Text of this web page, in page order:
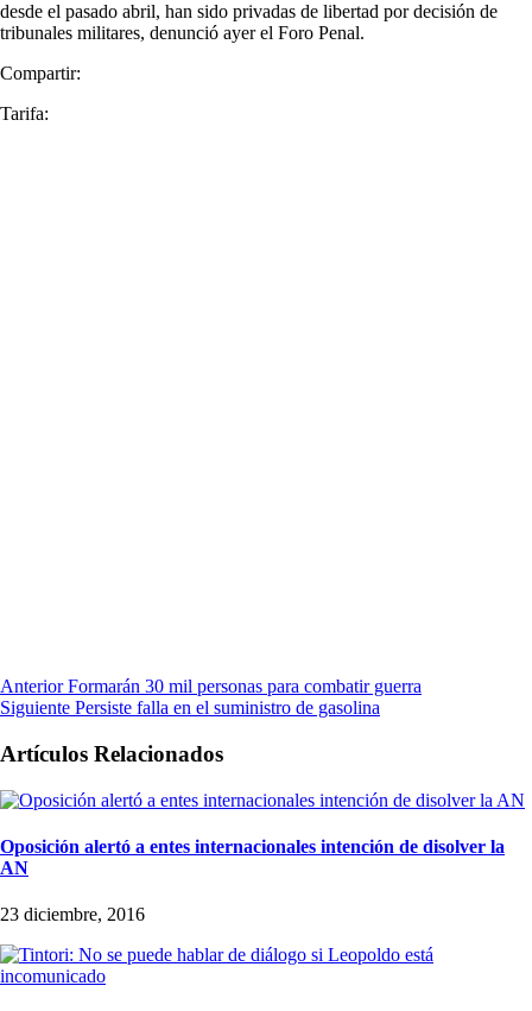
desde el pasado abril, han sido privadas de libertad por decisión de
tribunales militares, denunció ayer el Foro Penal.
Compartir:
Tarifa:
Anterior Formarán 30 mil personas para combatir guerra
Siguiente Persiste falla en el suministro de gasolina
Artículos Relacionados
Oposición alertó a entes internacionales intención de disolver la
AN
23 diciembre, 2016